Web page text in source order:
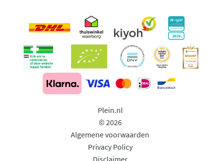
Plein.nl
© 2026
Algemene voorwaarden
Privacy Policy
Disclaimer